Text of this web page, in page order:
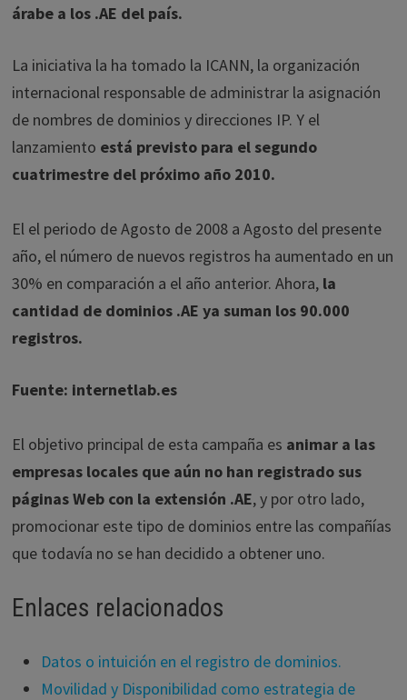
árabe a los .AE del país.
La iniciativa la ha tomado la ICANN, la organización
internacional responsable de administrar la asignación
de nombres de dominios y direcciones IP. Y el
lanzamiento está previsto para el segundo
cuatrimestre del próximo año 2010.
El el periodo de Agosto de 2008 a Agosto del presente
año, el número de nuevos registros ha aumentado en un
30% en comparación a el año anterior. Ahora, la
cantidad de dominios .AE ya suman los 90.000
registros.
Fuente: internetlab.es
El objetivo principal de esta campaña es animar a las
empresas locales que aún no han registrado sus
páginas Web con la extensión .AE, y por otro lado,
promocionar este tipo de dominios entre las compañías
que todavía no se han decidido a obtener uno.
Enlaces relacionados
Datos o intuición en el registro de dominios.
Movilidad y Disponibilidad como estrategia de